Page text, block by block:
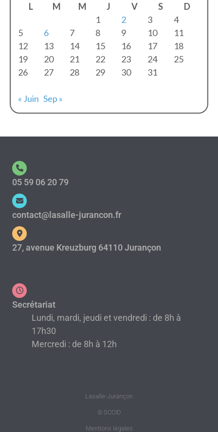
L
M M J V S
D
1
2 3
4
5
6 7 8 9 10
11
12
13 14 15 16 17
18
19
20 21 22 23 24
25
26
27 28 29 30 31
« Juin Sep »
05 59 06 20 79
contact@lasalle-jurancon.fr
27, avenue Kreuzburg 64110 Jurançon
Secrétariat
Lundi, mardi, jeudi et vendredi : de 8h à
17h30
Mercredi : de 8h à 12h
Lasalle-Jurançon
© SCCID
Mentions légales